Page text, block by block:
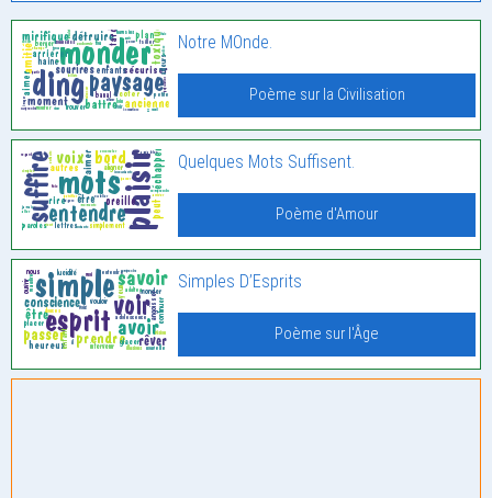
Notre MOnde.
Poème sur la Civilisation
Quelques Mots Suffisent.
Poème d'Amour
Simples D’Esprits
Poème sur l'Âge